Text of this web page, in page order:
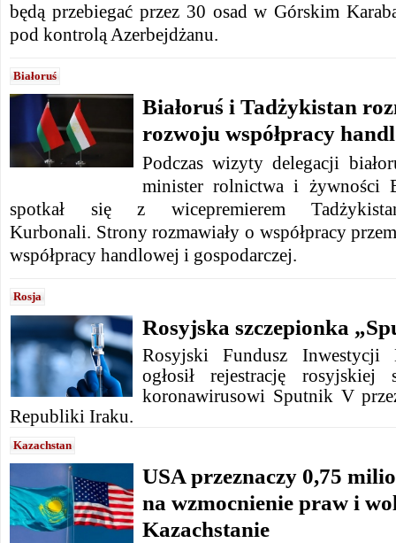
będą przebiegać przez 30 osad w Górskim
pod kontrolą Azerbejdżanu.
Białoruś
Białoruś i Tadżykistan
rozwoju współpracy
Podczas wizyty delegacji
minister rolnictwa i żywności
spotkał się z wicepremierem
Kurbonali. Strony rozmawiały o współpracy
współpracy handlowej i gospodarczej.
Rosja
Rosyjska szczepionka
Rosyjski Fundusz Inwestycji
ogłosił rejestrację rosyjskiej
koronawirusowi Sputnik V
Republiki Iraku.
Kazachstan
USA przeznaczy 0,75
na wzmocnienie praw i
Kazachstanie